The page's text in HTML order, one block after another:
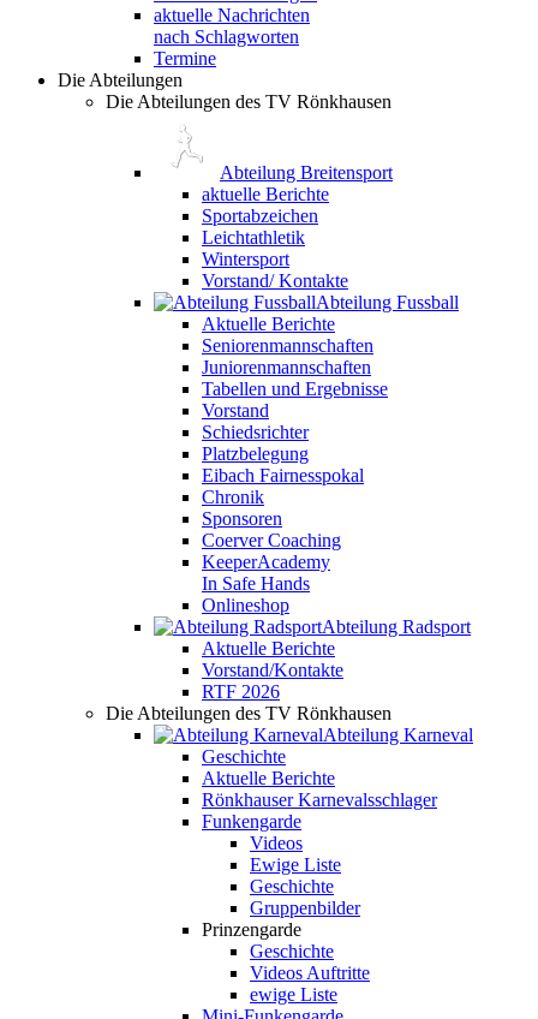
aktuelle Nachrichten
nach Schlagworten
Termine
Die Abteilungen
Die Abteilungen des TV Rönkhausen
Abteilung Breitensport
aktuelle Berichte
Sportabzeichen
Leichtathletik
Wintersport
Vorstand/ Kontakte
Abteilung Fussball
Aktuelle Berichte
Seniorenmannschaften
Juniorenmannschaften
Tabellen und Ergebnisse
Vorstand
Schiedsrichter
Platzbelegung
Eibach Fairnesspokal
Chronik
Sponsoren
Coerver Coaching
KeeperAcademy
In Safe Hands
Onlineshop
Abteilung Radsport
Aktuelle Berichte
Vorstand/Kontakte
RTF 2026
Die Abteilungen des TV Rönkhausen
Abteilung Karneval
Geschichte
Aktuelle Berichte
Rönkhauser Karnevalsschlager
Funkengarde
Videos
Ewige Liste
Geschichte
Gruppenbilder
Prinzengarde
Geschichte
Videos Auftritte
ewige Liste